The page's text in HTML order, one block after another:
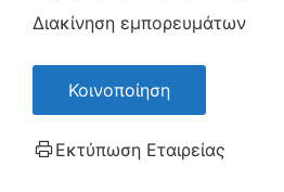
Διακίνηση εμπορευμάτων
Κοινοποίηση
Εκτύπωση Εταιρείας